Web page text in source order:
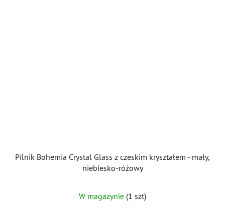
Pilnik Bohemia Crystal Glass z czeskim kryształem - mały,
niebiesko-różowy
W magazynie (1 szt)